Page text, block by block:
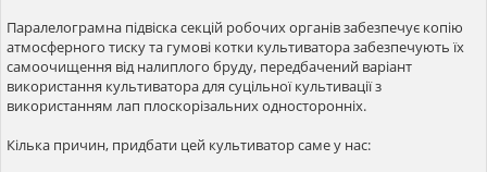
Паралелограмна підвіска секцій робочих органів забезпечує копію
атмосферного тиску та гумові котки культиватора забезпечують їх
самоочищення від налиплого бруду, передбачений варіант
використання культиватора для суцільної культивації з
використанням лап плоскорізальних односторонніх.
Кілька причин, придбати цей культиватор саме у нас: